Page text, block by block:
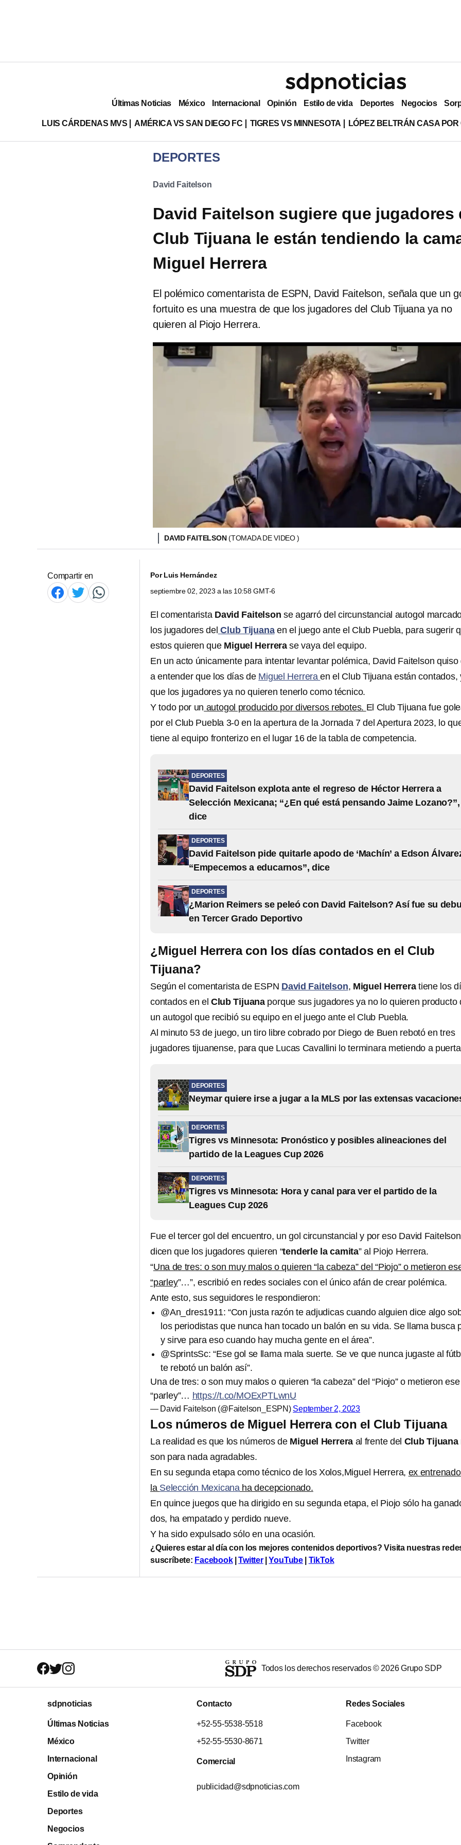
Últimas Noticias México Internacional Opinión Estilo de vida Deportes Negocios
LUIS CÁRDENAS MVS AMÉRICA VS SAN DIEGO FC TIGRES VS MINNESOTA LÓPEZ BELTRÁN CASA POR
DEPORTES
David Faitelson
David Faitelson sugiere que jugadores
Club Tijuana le están tendiendo la
Miguel Herrera
El polémico comentarista de ESPN, David Faitelson, señala que un
fortuito es una muestra de que los jugadores del Club Tijuana ya no
quieren al Piojo Herrera.
DAVID FAITELSON(TOMADA DE VIDEO )
Compartir en PorLuis Hernández
septiembre 02, 2023 a las 10:58 GMT-6
El comentarista David Faitelson se agarró del circunstancial autogol
los jugadores del Club Tijuana en el juego ante el Club Puebla, para sugerir
estos quieren que Miguel Herrera se vaya del equipo.
En un acto únicamente para intentar levantar polémica, David Faitelson quiso
a entender que los días de Miguel Herreraen el Club Tijuana están contados,
que los jugadores ya no quieren tenerlo como técnico.
Y todo por un autogol producido por diversos rebotes. El Club Tijuana fue
por el Club Puebla 3-0 en la apertura de la Jornada 7 del Apertura 2023, lo
tiene al equipo fronterizo en el lugar 16 de la tabla de competencia.
DEPORTES
David Faitelson explota ante el regreso de Héctor Herrera a
Selección Mexicana; “¿En qué está pensando Jaime Lozano?”,
dice
DEPORTES
David Faitelson pide quitarle apodo de ‘Machín’ a Edson
“Empecemos a educarnos”, dice
DEPORTES
¿Marion Reimers se peleó con David Faitelson? Así fue su
en Tercer Grado Deportivo
¿Miguel Herrera con los días contados en el Club
Tijuana?
Según el comentarista de ESPN David Faitelson, Miguel Herreratiene los
contados en el Club Tijuana porque sus jugadores ya no lo quieren producto
un autogol que recibió su equipo en el juego ante el Club Puebla.
Al minuto 53 de juego, un tiro libre cobrado por Diego de Buen rebotó en tres
jugadores tijuanense, para que Lucas Cavallini lo terminara metiendo a
DEPORTES
Neymar quiere irse a jugar a la MLS por las extensas
DEPORTES
Tigres vs Minnesota: Pronóstico y posibles alineaciones del
partido de la Leagues Cup 2026
DEPORTES
Tigres vs Minnesota: Hora y canal para ver el partido de la
Leagues Cup 2026
Fue el tercer gol del encuentro, un gol circunstancial y por eso David Faitelson
dicen que los jugadores quieren “tenderle la camita” al Piojo Herrera.
“Una de tres: o son muy malos o quieren “la cabeza” del “Piojo” o metieron
“parley”…”, escribió en redes sociales con el único afán de crear polémica.
Ante esto, sus seguidores le respondieron:
@An_dres1911: “Con justa razón te adjudicas cuando alguien dice algo
los periodistas que nunca han tocado un balón en su vida. Se llama busca
y sirve para eso cuando hay mucha gente en el área”.
@SprintsSc: “Ese gol se llama mala suerte. Se ve que nunca jugaste al
te rebotó un balón así”.
Una de tres: o son muy malos o quieren “la cabeza” del “Piojo” o metieron ese
“parley”… https://t.co/MOExPTLwnU
— David Faitelson (@Faitelson_ESPN) September 2, 2023
Los números de Miguel Herrera con el Club Tijuana
La realidad es que los números de Miguel Herrera al frente del Club Tijuana
son para nada agradables.
En su segunda etapa como técnico de los Xolos,Miguel Herrera, ex
la Selección Mexicana ha decepcionado.
En quince juegos que ha dirigido en su segunda etapa, el Piojo sólo ha
dos, ha empatado y perdido nueve.
Y ha sido expulsado sólo en una ocasión.
¿Quieres estar al día con los mejores contenidos deportivos? Visita nuestras
suscríbete: Facebook|Twitter|YouTube TikTok
Todos los derechos reservados © 2026Grupo SDP
sdpnoticias
Últimas Noticias
México
Internacional
Opinión
Estilo de vida
Deportes
Negocios
Contacto
+52-55-5538-5518
+52-55-5530-8671
Comercial
publicidad@sdpnoticias.com
Redes Sociales
Facebook
Twitter
Instagram